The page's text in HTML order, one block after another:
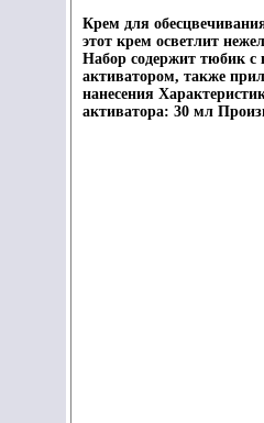
Крем для
этот крем осветлит
Набор содержит тюбик
активатором, также
нанесения
активатора: 30 мл